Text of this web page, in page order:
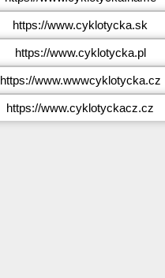
https://www.cyklotycka.sk
https://www.cyklotycka.pl
https://www.wwwcyklotycka.cz
https://www.cyklotyckacz.cz